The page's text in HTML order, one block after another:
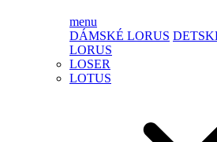
menu
DÁMSKÉ LORUS
LORUS
LOSER
LOTUS